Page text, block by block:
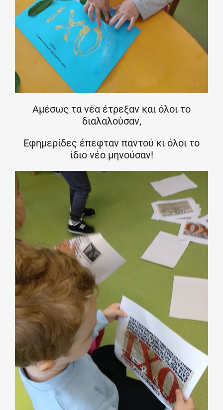
Αμέσως τα νέα έτρεξαν και όλοι το
διαλαλούσαν,
Εφημερίδες έπεφταν παντού κι όλοι το
ίδιο νέο μηνούσαν!